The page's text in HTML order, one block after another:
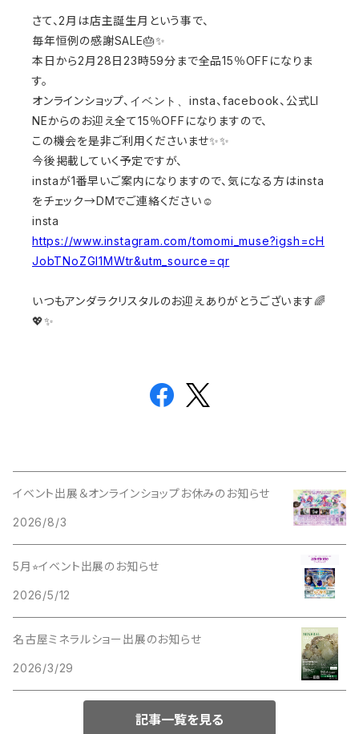
さて、2月は店主誕生月という事で、
毎年恒例の感謝SALE🎂✨
本日から2月28日23時59分まで全品15％OFFになりま
す。
オンラインショップ、 イベント、 insta、facebook、公式LI
NEからのお迎え全て15％OFFになりますので、
この機会を是非ご利用くださいませ✨✨
今後掲載していく予定ですが、
instaが1番早いご案内になりますので、気になる方はinsta
をチェック→DMでご連絡ください☺️
insta
https://www.instagram.com/tomomi_muse?igsh=cH
JobTNoZGI1MWtr&utm_source=qr
いつもアンダラクリスタルのお迎えありがとうございます🌈
💖✨
イベント出展＆オンラインショップお休みのお知らせ
2026/8/3
5月⭐︎イベント出展のお知らせ
2026/5/12
名古屋ミネラルショー出展のお知らせ
2026/3/29
記事一覧を見る